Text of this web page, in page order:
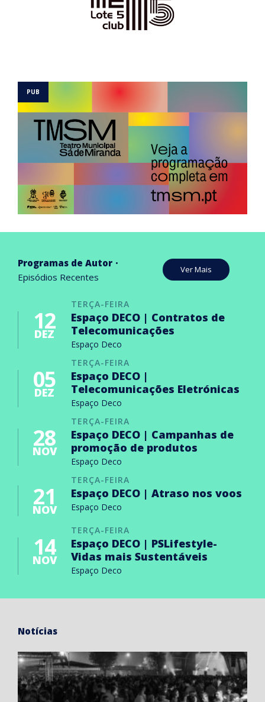
Programas de Autor
Episódios Recentes
Ver Mais
TERÇA-FEIRA
12
DEZ
Espaço DECO | Contratos de
Telecomunicações
Espaço Deco
TERÇA-FEIRA
05
DEZ
Espaço DECO |
Telecomunicações Eletrónicas
Espaço Deco
TERÇA-FEIRA
28
NOV
Espaço DECO | Campanhas de
promoção de produtos
Espaço Deco
TERÇA-FEIRA
21
NOV
Espaço DECO | Atraso nos voos
Espaço Deco
TERÇA-FEIRA
14
NOV
Espaço DECO | PSLifestyle-
Vidas mais Sustentáveis
Espaço Deco
Notícias